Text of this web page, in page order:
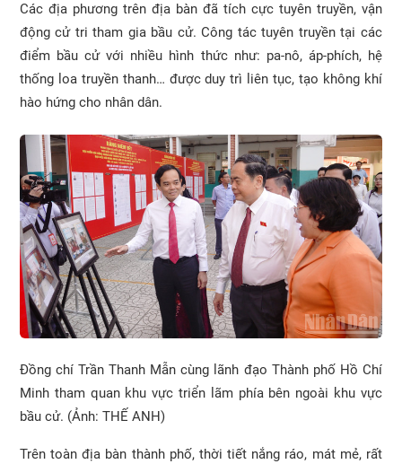
Các địa phương trên địa bàn đã tích cực tuyên truyền, vận
động cử tri tham gia bầu cử. Công tác tuyên truyền tại các
điểm bầu cử với nhiều hình thức như: pa-nô, áp-phích, hệ
thống loa truyền thanh… được duy trì liên tục, tạo không khí
hào hứng cho nhân dân.
Đồng chí Trần Thanh Mẫn cùng lãnh đạo Thành phố Hồ Chí
Minh tham quan khu vực triển lãm phía bên ngoài khu vực
bầu cử. (Ảnh: THẾ ANH)
Trên toàn địa bàn thành phố, thời tiết nắng ráo, mát mẻ, rất